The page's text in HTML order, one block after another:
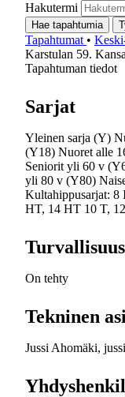
Hakutermi
Hae tapahtumia
Tapahtumat •
Karstulan 59.
Tapahtuman tiedot
Sarjat
Yleinen sarja (Y)
(Y18) Nuoret alle
Seniorit yli 60 v
yli 80 v (Y80)
Kultahippusarjat:
HT, 14 HT 10 T,
On tehty
Tekninen
Jussi Ahomäki,